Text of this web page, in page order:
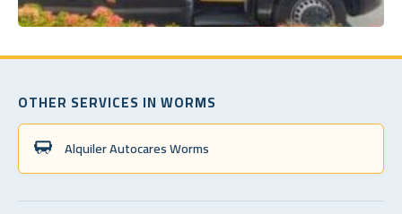
OTHER SERVICES IN WORMS
Alquiler Autocares Worms